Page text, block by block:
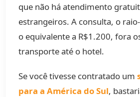
que não há atendimento
estrangeiros. A consulta, o
o equivalente a R$1.200, fora
transporte até o hotel.
Se você tivesse contratado um
para a América do Sul,